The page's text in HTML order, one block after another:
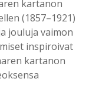
kartanon
(1857–1921)
jouluja vaimon
inspiroivat
kartanon